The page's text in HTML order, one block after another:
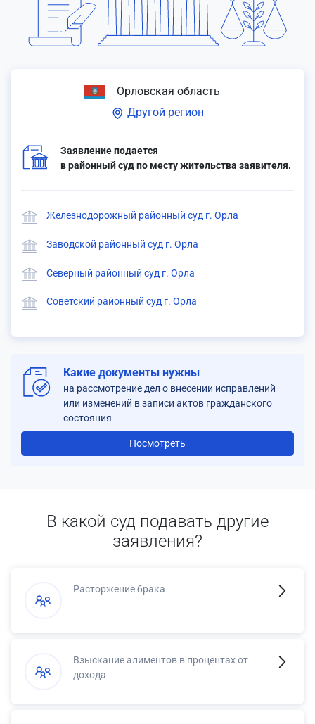
Орловская область
Другой регион
Заявление подается
в районный суд по месту жительства заявителя.
Железнодорожный районный суд г. Орла
Заводской районный суд г. Орла
Северный районный суд г. Орла
Советский районный суд г. Орла
Какие документы нужны
на рассмотрение дел о внесении исправлений
или изменений в записи актов гражданского
состояния
Посмотреть
В какой суд подавать другие
заявления?
Расторжение брака
Взыскание алиментов в процентах от
дохода